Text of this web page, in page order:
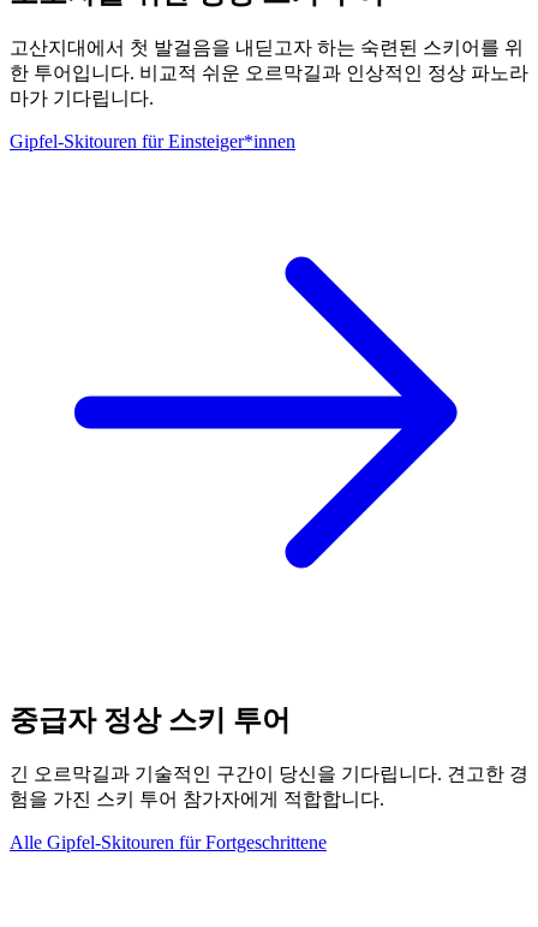
고산지대에서 첫 발걸음을 내딛고자 하는 숙련된 스키어를 위
한 투어입니다. 비교적 쉬운 오르막길과 인상적인 정상 파노라
마가 기다립니다.
Gipfel-Skitouren für Einsteiger*innen
중급자 정상 스키 투어
긴 오르막길과 기술적인 구간이 당신을 기다립니다. 견고한 경
험을 가진 스키 투어 참가자에게 적합합니다.
Alle Gipfel-Skitouren für Fortgeschrittene